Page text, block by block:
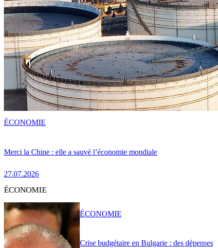
Merci la Chine : elle a sauvé l’économie mondiale
27.07.2026
ÉCONOMIE
ÉCONOMIE
Crise budgétaire en Bulgarie : des dépenses
ÉCONOMIE